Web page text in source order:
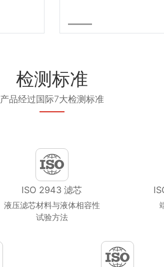
检测标准
产品经过国际7大检测标准
ISO 2943 滤芯
液压滤芯材料与液体相容性
试验方法